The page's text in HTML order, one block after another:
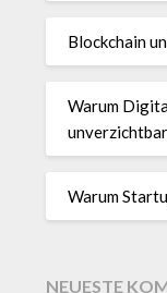
Blockchain
Warum
Warum
NEUESTE